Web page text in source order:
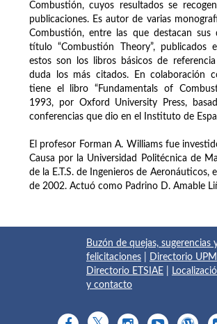
Combustión, cuyos resultados se
publicaciones. Es autor de varias
Combustión, entre las que destacan sus
título “Combustión Theory”, publicados
estos son los libros básicos de
duda los más citados. En colaboración
tiene el libro “Fundamentals of
1993, por Oxford University Press,
conferencias que dio en el Instituto de
El profesor Forman A. Williams fue
Causa por la Universidad Politécnica de
de la E.T.S. de Ingenieros de Aeronáuticos,
de 2002. Actuó como Padrino D. Amable
Buzón de quejas, sugerencias
felicitaciones
Directorio UPM
Directorio ETSIAE
y contacto